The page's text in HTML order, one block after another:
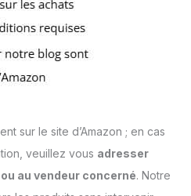
sur le site d’Amazon ; en cas
veuillez vous adresser
au vendeur concerné. Notre